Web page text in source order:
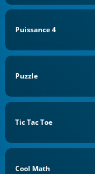
Puissance 4
Puzzle
Tic Tac Toe
Cool Math